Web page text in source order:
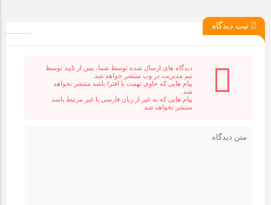
ثبت دیدگاه
دیدگاه های ارسال شده توسط شما، پس از تایید توسط
تیم مدیریت در وب منتشر خواهد شد.
پیام هایی که حاوی تهمت یا افترا باشد منتشر نخواهد
شد.
پیام هایی که به غیر از زبان فارسی یا غیر مرتبط باشد
منتشر نخواهد شد.